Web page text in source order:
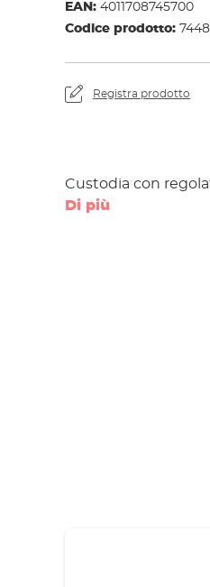
EAN: 4011708745700
Codice prodotto:
Registra prodotto
Custodia con
Di più